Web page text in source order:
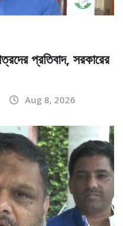
প্রতিবাদ, সরকারের
Aug 8, 2026